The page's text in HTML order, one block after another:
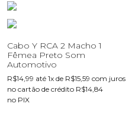
Cabo Y RCA 2 Macho 1
Fêmea Preto Som
Automotivo
R$14,99 até 1x de R$15,59 com juros
no cartão de crédito R$14,84
no PIX